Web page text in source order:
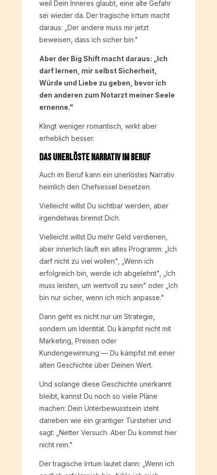
weil Dein Inneres glaubt, eine alte Gefahr
sei wieder da. Der tragische Irrtum macht
daraus: „Der andere muss mir jetzt
beweisen, dass ich sicher bin."
Aber der Big Shift macht daraus: „Ich
darf lernen, mir selbst Sicherheit,
Würde und Liebe zu geben, bevor ich
den anderen zum Notarzt meiner Seele
ernenne."
Klingt weniger romantisch, wirkt aber
erheblich besser.
Das unerlöste Narrativ im Beruf
Auch im Beruf kann ein unerlöstes Narrativ
heimlich den Chefsessel besetzen.
Vielleicht willst Du sichtbar werden, aber
irgendetwas bremst Dich.
Vielleicht willst Du mehr Geld verdienen,
aber innerlich läuft ein altes Programm: „Ich
darf nicht zu viel wollen", „Wenn ich
erfolgreich bin, werde ich abgelehnt", „Ich
muss leisten, um wertvoll zu sein" oder „Ich
bin nur sicher, wenn ich mich anpasse."
Dann geht es nicht nur um Strategie,
sondern um Identität. Du kämpfst nicht mit
Marketing, Preisen oder
Kundengewinnung — Du kämpfst mit einer
alten Geschichte über Deinen Wert.
Und solange diese Geschichte unerkannt
bleibt, kannst Du noch so viele Pläne
machen: Dein Unterbewusstsein steht
daneben wie ein grantiger Türsteher und
sagt: „Netter Versuch. Aber Du kommst hier
nicht rein."
Der tragische Irrtum lautet dann: „Wenn ich